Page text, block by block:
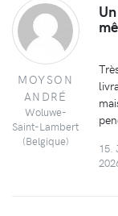
MOYSON
ANDRÉ
Woluwe-
Saint-Lambert
(Belgique)
15.